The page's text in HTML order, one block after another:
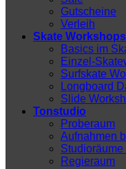
Gutscheine
Verleih
Skate Workshops
Basics im
Einzel-
Surfskate
Longboard
Slide
Tonstudio
Proberaum
Aufnahmen
Studioräume
Regieraum